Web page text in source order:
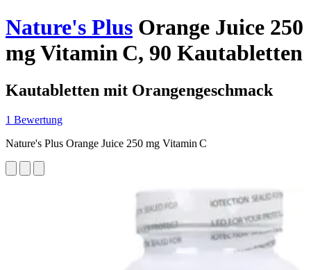
Nature's Plus Orange Juice 250
mg Vitamin C, 90 Kautabletten
Kautabletten mit Orangengeschmack
1 Bewertung
Nature's Plus Orange Juice 250 mg Vitamin C